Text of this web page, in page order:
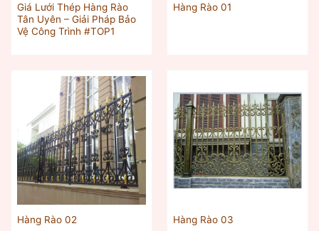
Giá Lưới Thép Hàng Rào
Tân Uyên – Giải Pháp Bảo
Vệ Công Trình #TOP1
Hàng Rào 01
Hàng Rào 02 Hàng Rào 03